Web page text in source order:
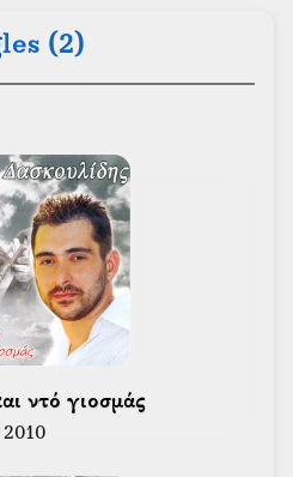
(2)
ντό γιοσμάς
2010